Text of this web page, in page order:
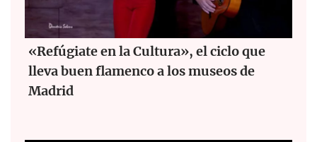
«Refúgiate en la Cultura», el ciclo que
lleva buen flamenco a los museos de
Madrid